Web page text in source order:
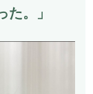
た。 」